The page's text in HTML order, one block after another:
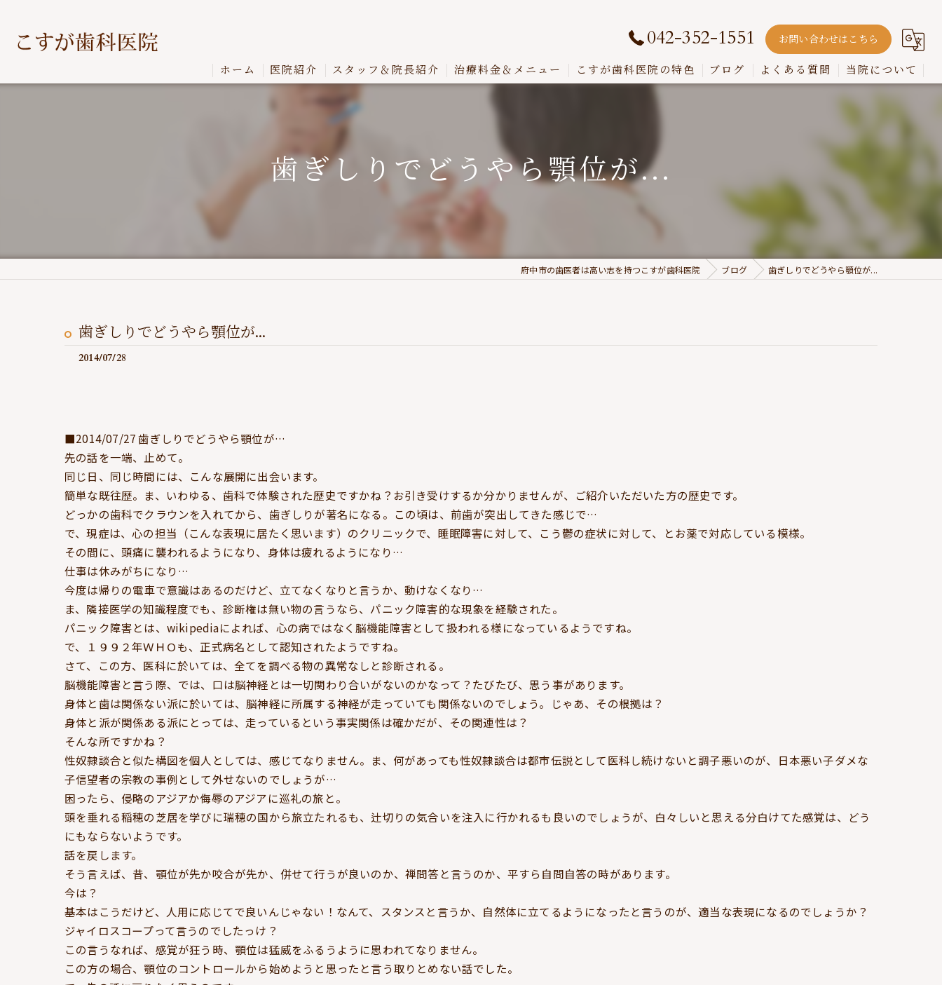
042-352-1551 お問い合わせはこちら
ホーム 医院紹介 スタッフ＆院長紹介 治療料金＆メニュー こすが歯科医院の特色 ブログ よくある質問 当院について
インプラント
入れ歯
歯周病
虫歯
歯ぎしりでどうやら顎位が...
府中市の歯医者は高い志を持つこすが歯科医院 ブログ 歯ぎしりでどうやら顎位が...
歯ぎしりでどうやら顎位が...
2014/07/28
■2014/07/27 歯ぎしりでどうやら顎位が…
先の話を一端、止めて。
同じ日、同じ時間には、こんな展開に出会います。
簡単な既往歴。ま、いわゆる、歯科で体験された歴史ですかね？お引き受けするか分かりませんが、ご紹介いただいた方の歴史です。
どっかの歯科でクラウンを入れてから、歯ぎしりが著名になる。この頃は、前歯が突出してきた感じで…
で、現症は、心の担当（こんな表現に居たく思います）のクリニックで、睡眠障害に対して、こう鬱の症状に対して、とお薬で対応している模様。
その間に、頭痛に襲われるようになり、身体は疲れるようになり…
仕事は休みがちになり…
今度は帰りの電車で意識はあるのだけど、立てなくなりと言うか、動けなくなり…
ま、隣接医学の知識程度でも、診断権は無い物の言うなら、パニック障害的な現象を経験された。
パニック障害とは、wikipediaによれば、心の病ではなく脳機能障害として扱われる様になっているようですね。
で、１９９２年ＷＨＯも、正式病名として認知されたようですね。
さて、この方、医科に於いては、全てを調べる物の異常なしと診断される。
脳機能障害と言う際、では、口は脳神経とは一切関わり合いがないのかなって？たびたび、思う事があります。
身体と歯は関係ない派に於いては、脳神経に所属する神経が走っていても関係ないのでしょう。じゃあ、その根拠は？
身体と派が関係ある派にとっては、走っているという事実関係は確かだが、その関連性は？
そんな所ですかね？
性奴隷談合と似た構図を個人としては、感じてなりません。ま、何があっても性奴隷談合は都市伝説として医科し続けないと調子悪いのが、日本悪い子ダメな
子信望者の宗教の事例として外せないのでしょうが…
困ったら、侵略のアジアか侮辱のアジアに巡礼の旅と。
頭を垂れる稲穂の芝居を学びに瑞穂の国から旅立たれるも、辻切りの気合いを注入に行かれるも良いのでしょうが、白々しいと思える分白けてた感覚は、どう
にもならないようです。
話を戻します。
そう言えば、昔、顎位が先か咬合が先か、併せて行うが良いのか、禅問答と言うのか、平すら自問自答の時があります。
今は？
基本はこうだけど、人用に応じてで良いんじゃない！なんて、スタンスと言うか、自然体に立てるようになったと言うのが、適当な表現になるのでしょうか？
ジャイロスコープって言うのでしたっけ？
この言うなれば、感覚が狂う時、顎位は猛威をふるうように思われてなりません。
この方の場合、顎位のコントロールから始めようと思ったと言う取りとめない話でした。